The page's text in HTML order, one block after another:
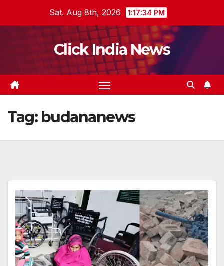
Sat. Aug 8th, 2026 1:17:35 PM
Click India News
Tag: budananews